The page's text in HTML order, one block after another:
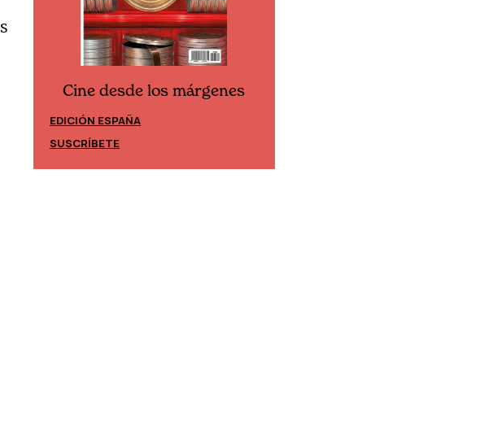
Cine desde los márgenes
EDICIÓN ESPAÑA
SUSCRÍBETE